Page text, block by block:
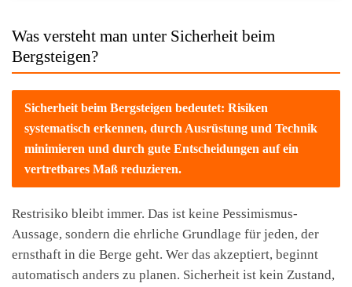
Was versteht man unter Sicherheit beim
Bergsteigen?
Sicherheit beim Bergsteigen bedeutet: Risiken
systematisch erkennen, durch Ausrüstung und Technik
minimieren und durch gute Entscheidungen auf ein
vertretbares Maß reduzieren.
Restrisiko bleibt immer. Das ist keine Pessimismus-
Aussage, sondern die ehrliche Grundlage für jeden, der
ernsthaft in die Berge geht. Wer das akzeptiert, beginnt
automatisch anders zu planen. Sicherheit ist kein Zustand,